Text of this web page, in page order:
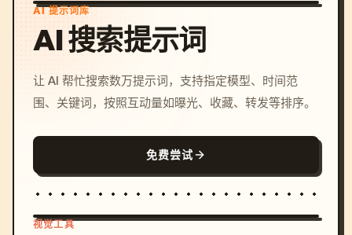
AI 提示词库
AI 搜索提示词
让 AI 帮忙搜索数万提示词，支持指定模型、时间范
围、关键词，按照互动量如曝光、收藏、转发等排序。
免费尝试
视觉工具